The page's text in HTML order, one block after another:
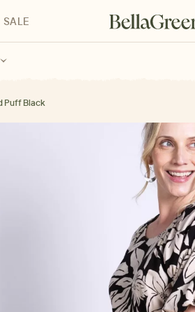
für Kinder
SALE
Puff Black